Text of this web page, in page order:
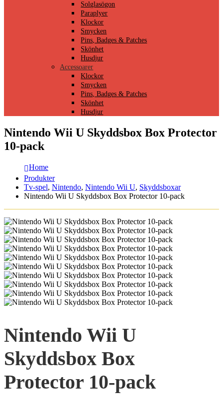
Solglasögon
Paraplyer
Klockor
Smycken
Pins, Badges & Patches
Skönhet
Husdjur
Accessoarer
Klockor
Smycken
Pins, Badges & Patches
Skönhet
Husdjur
Nintendo Wii U Skyddsbox Box Protector
10-pack
Home
Produkter
Tv-spel, Nintendo, Nintendo Wii U, Skyddsboxar
Nintendo Wii U Skyddsbox Box Protector 10-pack
Nintendo Wii U
Skyddsbox Box
Protector 10-pack